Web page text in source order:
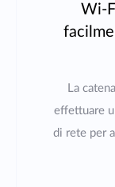
Wi-
La
effettuare
di rete per